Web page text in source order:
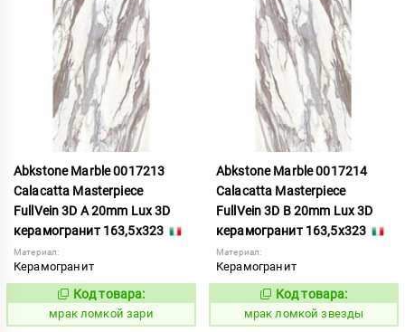
Abkstone Marble 0017213
Calacatta Masterpiece
FullVein 3D A 20mm Lux 3D
керамогранит 163,5x323
Материал:
Керамогранит
1052903
Код товара:
мрак ломкой зари
Abkstone Marble 0017214
Calacatta Masterpiece
FullVein 3D B 20mm Lux 3D
керамогранит 163,5x323
Материал:
Керамогранит
1052904
Код товара:
мрак ломкой звезды